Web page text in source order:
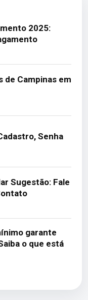
2025:
de Campinas em
Senha
Sugestão: Fale
garante
o que está